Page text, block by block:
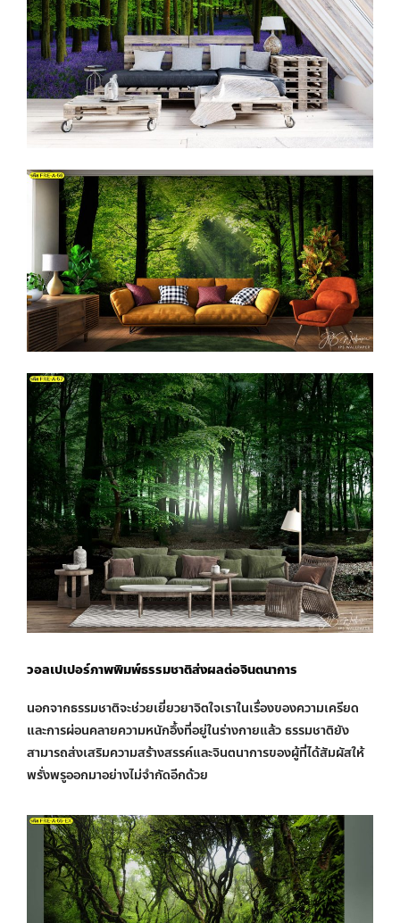
วอลเปเปอร์ภาพพิมพ์ธรรมชาติส่งผลต่อจินตนาการ
นอกจากธรรมชาติจะช่วยเยี่ยวยาจิตใจเราในเรื่องของความเครียด
และการผ่อนคลายความหนักอึ้งที่อยู่ในร่างกายแล้ว ธรรมชาติยัง
สามารถส่งเสริมความสร้างสรรค์และจินตนาการของผู้ที่ได้สัมผัสให้
พรั่งพรูออกมาอย่างไม่จำกัดอีกด้วย